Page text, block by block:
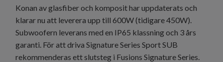
Konan av glasfiber och komposit har uppdaterats och
klarar nu att leverera upp till 600W (tidigare 450W).
Subwoofern leverans med en IP65 klassning och 3 års
garanti. För att driva Signature Series Sport SUB
rekommenderas ett slutsteg i Fusions Signature Series.